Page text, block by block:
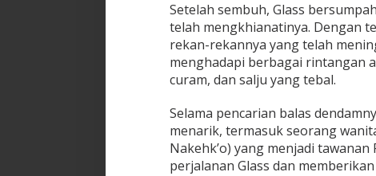
Setelah sembuh, Glass
telah mengkhianatinya. Dengan
rekan-rekannya yang telah
menghadapi berbagai rintangan
curam, dan salju yang tebal.
Selama pencarian balas
menarik, termasuk seorang
Nakehk’o) yang menjadi
perjalanan Glass dan